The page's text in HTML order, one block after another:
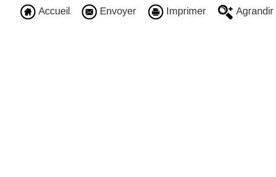
Accueil Envoyer Imprimer Agrandir